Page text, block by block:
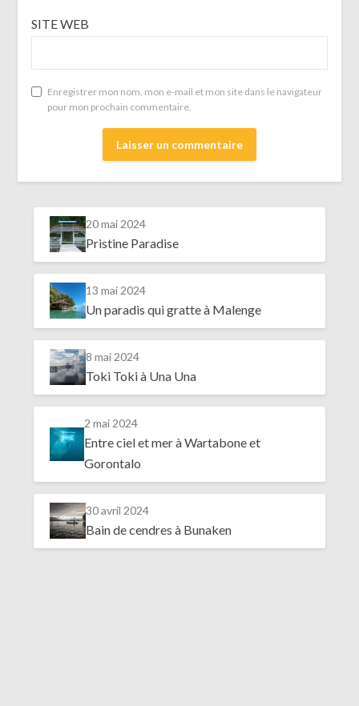
SITE WEB
Enregistrer mon nom, mon e-mail et mon site dans le navigateur
pour mon prochain commentaire.
20 mai 2024
Pristine Paradise
13 mai 2024
Un paradis qui gratte à Malenge
8 mai 2024
Toki Toki à Una Una
2 mai 2024
Entre ciel et mer à Wartabone et
Gorontalo
30 avril 2024
Bain de cendres à Bunaken